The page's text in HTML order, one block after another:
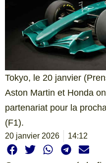
Tokyo, le 20 janvier
Aston Martin et Honda
partenariat pour la
(F1).
20 janvier 2026 14:12